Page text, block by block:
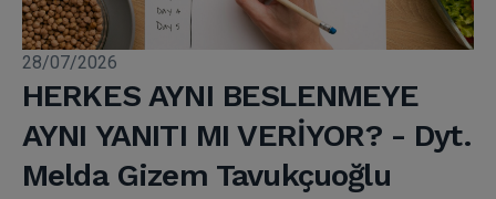
28/07/2026
HERKES AYNI BESLENMEYE
AYNI YANITI MI VERİYOR? - Dyt.
Melda Gizem Tavukçuoğlu